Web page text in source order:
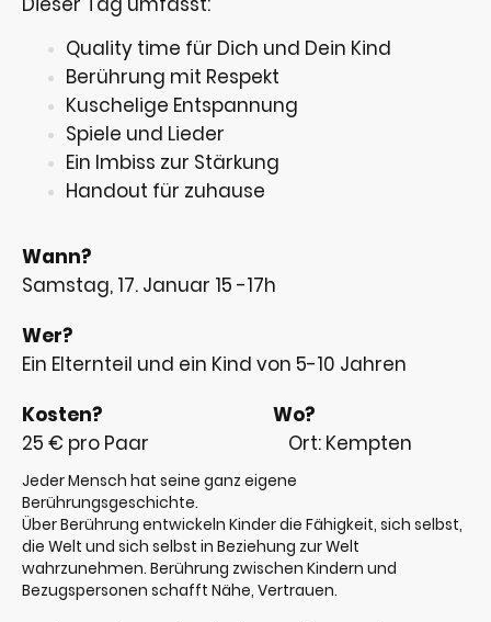
Quality time für Dich und Dein Kind
Berührung mit Respekt
Kuschelige Entspannung
Spiele und Lieder
Ein Imbiss zur Stärkung
Handout für zuhause
Wann?
Samstag, 17. Januar 15 -17h
Wer?
Ein Elternteil und ein Kind von 5-10 Jahren
Kosten? Wo?
25 € pro Paar
Ort: Kempten
Jeder Mensch hat seine ganz eigene
Berührungsgeschichte.
Über Berührung entwickeln Kinder die Fähigkeit, sich selbst,
die Welt und sich selbst in Beziehung zur Welt
wahrzunehmen. Berührung zwischen Kindern und
Bezugspersonen schafft Nähe, Vertrauen.